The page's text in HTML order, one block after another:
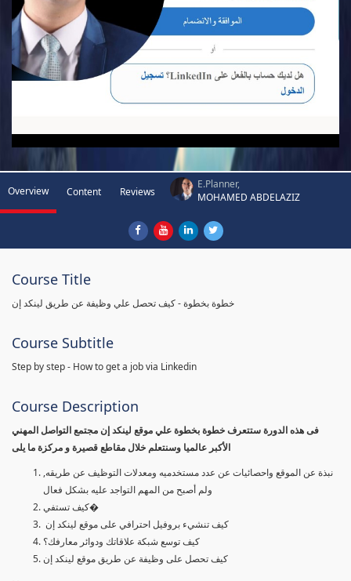
Overview Content Reviews
E.Planner,
MOHAMED ABDELAZIZ
Course Title
خطوة بخطوة - كيف تحصل علي وظيفة عن طريق لينكد إن
Course Subtitle
Step by step - How to get a job via Linkedin
Course Description
فى هذه الدورة ستتعرف خطوة بخطوة علي موقع لينكد إن مجتمع التواصل المهني
الأكبر عالميا وسنتعلم خلال مقاطع قصيرة و مركزة ما يلى
نبذة عن الموقع واحصائيات عن عدد مستخدميه ومعدلات التوظيف عن طريقه,
ولم أصبح من المهم التواجد عليه بشكل فعال
كيف تستفي�
كيف تنشيء بروفيل احترافي على موقع لينكد إن
كيف توسع شبكة علاقاتك ودوائر معارفك؟
كيف تحصل على وظيفة عن طريق موقع لينكد إن